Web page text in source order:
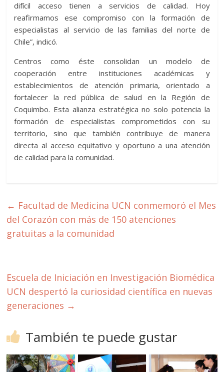
difícil acceso tienen a servicios de calidad. Hoy
reafirmamos ese compromiso con la formación de
especialistas al servicio de las familias del norte de
Chile”, indicó.
Centros como éste consolidan un modelo de
cooperación entre instituciones académicas y
establecimientos de atención primaria, orientado a
fortalecer la red pública de salud en la Región de
Coquimbo. Esta alianza estratégica no solo potencia la
formación de especialistas comprometidos con su
territorio, sino que también contribuye de manera
directa al acceso equitativo y oportuno a una atención
de calidad para la comunidad.
← Facultad de Medicina UCN conmemoró el Mes
del Corazón con más de 150 atenciones
gratuitas a la comunidad
Escuela de Iniciación en Investigación Biomédica
UCN despertó la curiosidad científica en nuevas
generaciones →
También te puede gustar